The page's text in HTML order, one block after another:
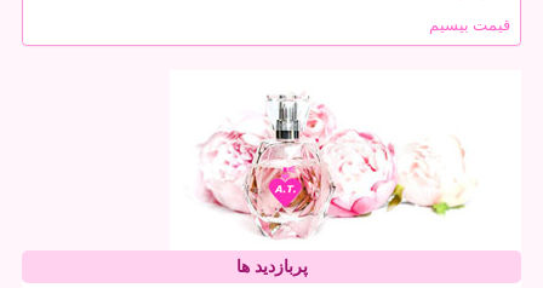
قیمت بیسیم
پربازدید ها